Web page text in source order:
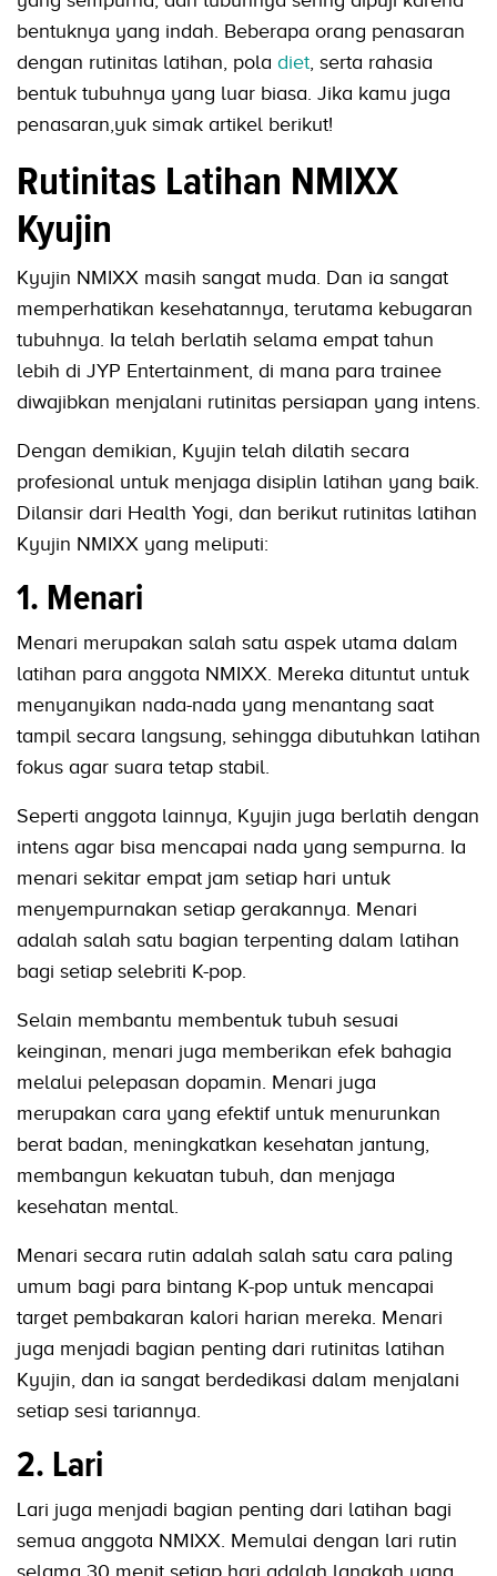
bentuknya yang indah. Beberapa orang penasaran
dengan rutinitas latihan, pola diet, serta rahasia
bentuk tubuhnya yang luar biasa. Jika kamu juga
penasaran,yuk simak artikel berikut!
Rutinitas Latihan NMIXX
Kyujin
Kyujin NMIXX masih sangat muda. Dan ia sangat
memperhatikan kesehatannya, terutama kebugaran
tubuhnya. Ia telah berlatih selama empat tahun
lebih di JYP Entertainment, di mana para trainee
diwajibkan menjalani rutinitas persiapan yang intens.
Dengan demikian, Kyujin telah dilatih secara
profesional untuk menjaga disiplin latihan yang baik.
Dilansir dari Health Yogi, dan berikut rutinitas latihan
Kyujin NMIXX yang meliputi:
1. Menari
Menari merupakan salah satu aspek utama dalam
latihan para anggota NMIXX. Mereka dituntut untuk
menyanyikan nada-nada yang menantang saat
tampil secara langsung, sehingga dibutuhkan latihan
fokus agar suara tetap stabil.
Seperti anggota lainnya, Kyujin juga berlatih dengan
intens agar bisa mencapai nada yang sempurna. Ia
menari sekitar empat jam setiap hari untuk
menyempurnakan setiap gerakannya. Menari
adalah salah satu bagian terpenting dalam latihan
bagi setiap selebriti K-pop.
Selain membantu membentuk tubuh sesuai
keinginan, menari juga memberikan efek bahagia
melalui pelepasan dopamin. Menari juga
merupakan cara yang efektif untuk menurunkan
berat badan, meningkatkan kesehatan jantung,
membangun kekuatan tubuh, dan menjaga
kesehatan mental.
Menari secara rutin adalah salah satu cara paling
umum bagi para bintang K-pop untuk mencapai
target pembakaran kalori harian mereka. Menari
juga menjadi bagian penting dari rutinitas latihan
Kyujin, dan ia sangat berdedikasi dalam menjalani
setiap sesi tariannya.
2. Lari
Lari juga menjadi bagian penting dari latihan bagi
semua anggota NMIXX. Memulai dengan lari rutin